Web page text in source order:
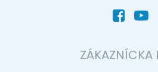
ZÁKAZNÍCKA